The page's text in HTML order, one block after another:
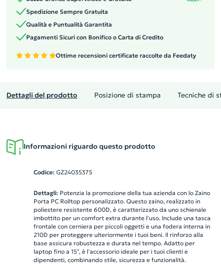
Spedizione Sempre Gratuita
Qualità e Puntualità Garantita
Pagamenti Sicuri con Bonifico o Carta di Credito
Ottime recensioni certificate raccolte da Feedaty
Dettagli del prodotto Posizione di stampa Tecniche di
Informazioni riguardo questo prodotto
Codice: GZ24035375
Dettagli: Potenzia la promozione della tua azienda con lo Zaino
Porta PC Rolltop personalizzato. Questo zaino, realizzato in
poliestere resistente 600D, è caratterizzato da uno schienale
imbottito per un comfort extra durante l'uso. Include una tasca
frontale con cerniera per piccoli oggetti e una fodera interna in
210D per proteggere ulteriormente i tuoi beni. Il rinforzo alla
base assicura robustezza e durata nel tempo. Adatto per
laptop fino a 15", è l'accessorio ideale per i tuoi clienti e
dipendenti, combinando stile, sicurezza e funzionalità.